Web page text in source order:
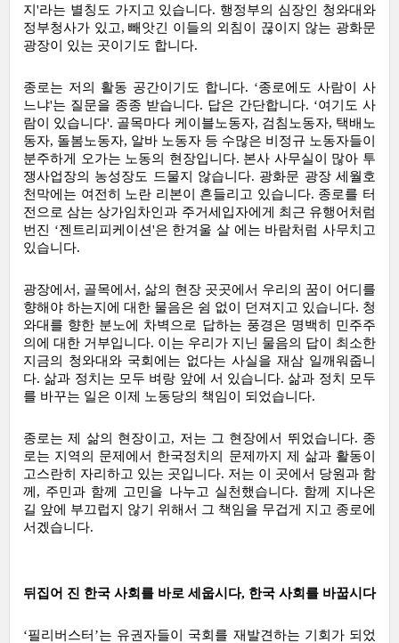
지'라는 별칭도 가지고 있습니다. 행정부의 심장인 청와대와
정부청사가 있고, 빼앗긴 이들의 외침이 끊이지 않는 광화문
광장이 있는 곳이기도 합니다.
종로는 저의 활동 공간이기도 합니다. ‘종로에도 사람이 사
느냐'는 질문을 종종 받습니다. 답은 간단합니다. ‘여기도 사
람이 있습니다'. 골목마다 케이블노동자, 검침노동자, 택배노
동자, 돌봄노동자, 알바 노동자 등 수많은 비정규 노동자들이
분주하게 오가는 노동의 현장입니다. 본사 사무실이 많아 투
쟁사업장의 농성장도 드물지 않습니다. 광화문 광장 세월호
천막에는 여전히 노란 리본이 흔들리고 있습니다. 종로를 터
전으로 삼는 상가임차인과 주거세입자에게 최근 유행어처럼
번진 ‘젠트리피케이션'은 한겨울 살 에는 바람처럼 사무치고
있습니다.
광장에서, 골목에서, 삶의 현장 곳곳에서 우리의 꿈이 어디를
향해야 하는지에 대한 물음은 쉼 없이 던져지고 있습니다. 청
와대를 향한 분노에 차벽으로 답하는 풍경은 명백히 민주주
의에 대한 거부입니다. 이는 우리가 지닌 물음의 답이 최소한
지금의 청와대와 국회에는 없다는 사실을 재삼 일깨워줍니
다. 삶과 정치는 모두 벼랑 앞에 서 있습니다. 삶과 정치 모두
를 바꾸는 일은 이제 노동당의 책임이 되었습니다.
종로는 제 삶의 현장이고, 저는 그 현장에서 뛰었습니다. 종
로는 지역의 문제에서 한국정치의 문제까지 제 삶과 활동이
고스란히 자리하고 있는 곳입니다. 저는 이 곳에서 당원과 함
께, 주민과 함께 고민을 나누고 실천했습니다. 함께 지나온
길 앞에 부끄럽지 않기 위해서 그 책임을 무겁게 지고 종로에
서겠습니다.
뒤집어 진 한국 사회를 바로 세웁시다, 한국 사회를 바꿉시다
‘필리버스터’는 유권자들이 국회를 재발견하는 기회가 되었